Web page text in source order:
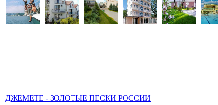
ДЖЕМЕТЕ - ЗОЛОТЫЕ ПЕСКИ РОССИИ